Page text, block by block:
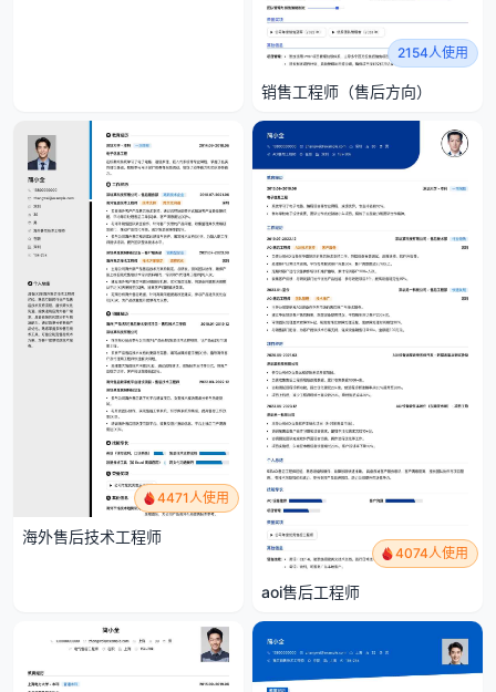
2154人使用
销售工程师（售后方向）
4471人使用
海外售后技术工程师
4074人使用
aoi售后工程师